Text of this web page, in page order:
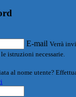
E-mail Verrà
istruzioni necessarie.
al nome utente?